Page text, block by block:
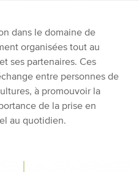
dans le domaine de
organisées tout au
ses partenaires. Ces
entre personnes de
à promouvoir la
de la prise en
au quotidien.